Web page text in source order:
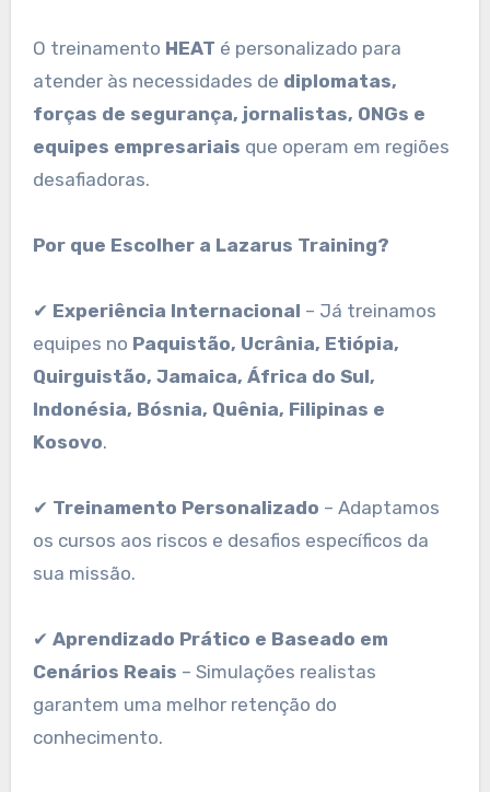
O treinamento HEAT é personalizado para
atender às necessidades de diplomatas,
forças de segurança, jornalistas, ONGs e
equipes empresariais que operam em regiões
desafiadoras.
Por que Escolher a Lazarus Training?
✔ Experiência Internacional – Já treinamos
equipes no Paquistão, Ucrânia, Etiópia,
Quirguistão, Jamaica, África do Sul,
Indonésia, Bósnia, Quênia, Filipinas e
Kosovo.
✔ Treinamento Personalizado – Adaptamos
os cursos aos riscos e desafios específicos da
sua missão.
✔ Aprendizado Prático e Baseado em
Cenários Reais – Simulações realistas
garantem uma melhor retenção do
conhecimento.